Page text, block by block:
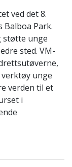
ved det 8.
Balboa Park.
støtte unge
sted. VM-
unge
verden til et
i